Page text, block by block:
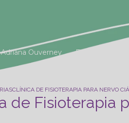
Adriana Ouverney Fisioterapia
CLÍNICA DE FISIOTERAPIA PARA NERVO
de Fisioterapia